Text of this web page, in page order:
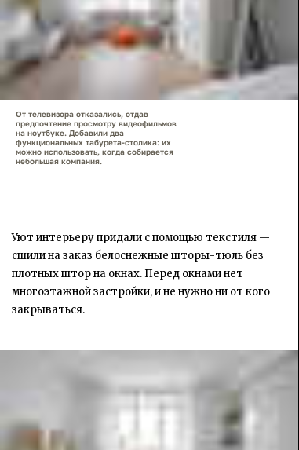
От телевизора отказались, отдав
предпочтение просмотру видеофильмов
на ноутбуке. Добавили два
функциональных табурета-столика: их
можно использовать, когда собирается
небольшая компания.
Уют интерьеру придали с помощью текстиля —
сшили на заказ белоснежные шторы-тюль без
плотных штор на окнах. Перед окнами нет
многоэтажной застройки, и не нужно ни от кого
закрываться.